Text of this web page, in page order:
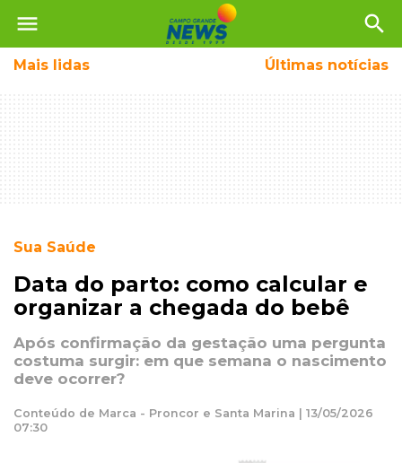
menu search
Mais lidas Últimas notícias
Sua Saúde
Data do parto: como calcular e
organizar a chegada do bebê
Após confirmação da gestação uma pergunta
costuma surgir: em que semana o nascimento
deve ocorrer?
Conteúdo de Marca - Proncor e Santa Marina | 13/05/2026
07:30